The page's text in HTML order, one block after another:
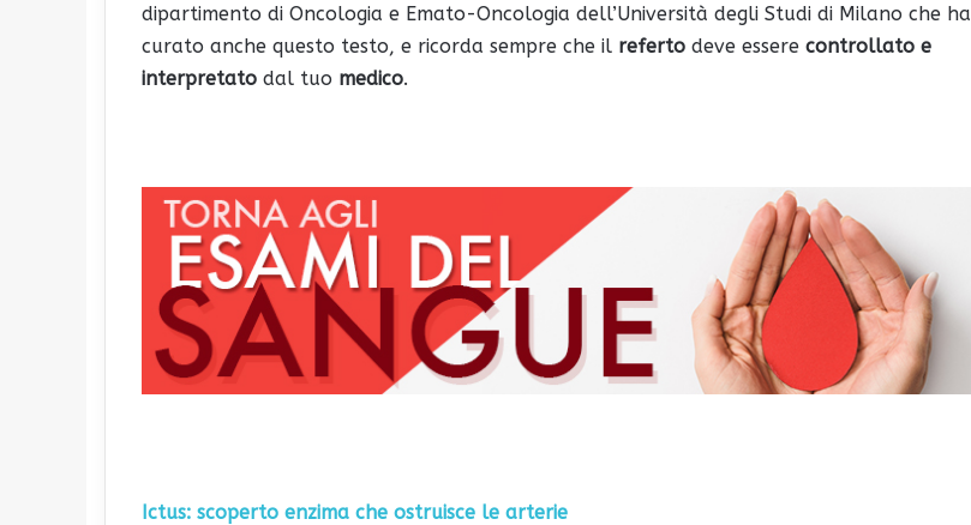
dipartimento di Oncologia e Emato-Oncologia dell’Università degli Studi di Milano che ha
curato anche questo testo, e ricorda sempre che il referto deve essere controllato e
interpretato dal tuo medico.
Ictus: scoperto enzima che ostruisce le arterie